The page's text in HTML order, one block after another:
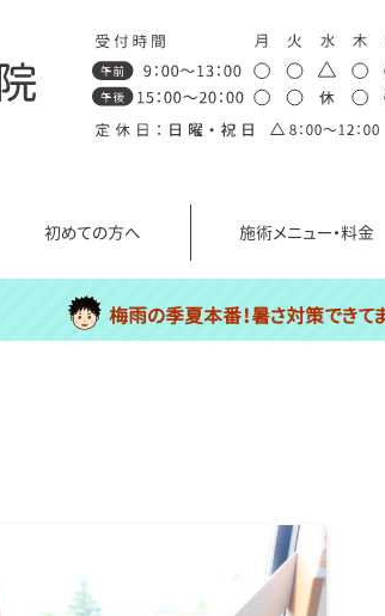
初めての方へ 施術メニュー・料金
梅雨の季夏本番！暑さ対策できてますか？身体